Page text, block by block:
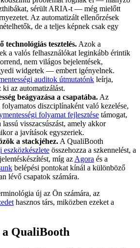
sérült ARIA-t — még mielőtt
Az automatizált ellenőrzések
de a teljes képnek csak egy
technológiás tesztelés. Azok a
a valós felhasználókat leginkább érintik
nem világos bejelentések,
widgetek — embert igényelnek.
auditok útmutatónk leírja,
ki az automatizálást.
beágyazása a csapatába. Az
folyamatos diszciplínaként való kezelése,
folyamat fejlesztése támogat,
visszacsúszást, amely akkor
a javítások egyszeriek.
a stackjéhez. A QualiBooth
eszközkészlete összehozza a szkennelést, a
míg az Agora és a
belépési pontokat kínál a különböző
lévő csapatok számára.
új az Ön számára, az
hasznos társ, miközben ezeket a
QualiBooth